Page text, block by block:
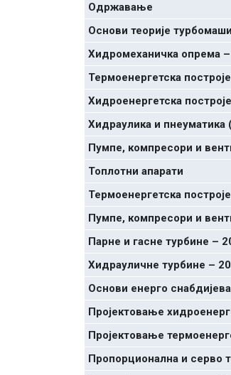
Одржавање
Основи теорије
Хидромеханичка опрема
Термоенергетска
Хидроенергетска
Хидраулика и
Пумпе, компресори и
Топлотни апарати
Термоенергетска
Пумпе, компресори и
Парне и гасне турбине –
Хидрауличне турбине –
Основи енерго
Пројектовање
Пројектовање
Пропорционална и серво